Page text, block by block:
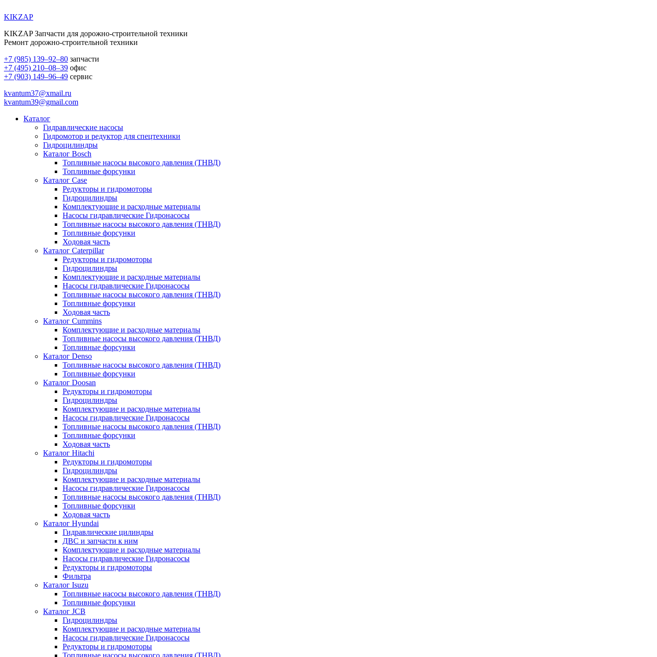
KIKZAP
KIKZAP Запчасти для дорожно-строительной техники
Ремонт дорожно-строительной техники
+7 (985) 139–92–80 запчасти
+7 (495) 210–08–39 офис
+7 (903) 149–96–49 сервис
kvantum37@xmail.ru
kvantum39@gmail.com
Каталог
Гидравлические насосы
Гидромотор и редуктор для спецтехники
Гидроцилиндры
Каталог Bosch
Топливные насосы высокого давления (ТНВД)
Топливные форсунки
Каталог Case
Редукторы и гидромоторы
Гидроцилиндры
Комплектующие и расходные материалы
Насосы гидравлические Гидронасосы
Топливные насосы высокого давления (ТНВД)
Топливные форсунки
Ходовая часть
Каталог Caterpillar
Редукторы и гидромоторы
Гидроцилиндры
Комплектующие и расходные материалы
Насосы гидравлические Гидронасосы
Топливные насосы высокого давления (ТНВД)
Топливные форсунки
Ходовая часть
Каталог Cummins
Комплектующие и расходные материалы
Топливные насосы высокого давления (ТНВД)
Топливные форсунки
Каталог Denso
Топливные насосы высокого давления (ТНВД)
Топливные форсунки
Каталог Doosan
Редукторы и гидромоторы
Гидроцилиндры
Комплектующие и расходные материалы
Насосы гидравлические Гидронасосы
Топливные насосы высокого давления (ТНВД)
Топливные форсунки
Ходовая часть
Каталог Hitachi
Редукторы и гидромоторы
Гидроцилиндры
Комплектующие и расходные материалы
Насосы гидравлические Гидронасосы
Топливные насосы высокого давления (ТНВД)
Топливные форсунки
Ходовая часть
Каталог Hyundai
Гидравлические цилиндры
ДВС и запчасти к ним
Комплектующие и расходные материалы
Насосы гидравлические Гидронасосы
Редукторы и гидромоторы
Фильтра
Каталог Isuzu
Топливные насосы высокого давления (ТНВД)
Топливные форсунки
Каталог JCB
Гидроцилиндры
Комплектующие и расходные материалы
Насосы гидравлические Гидронасосы
Редукторы и гидромоторы
Топливные насосы высокого давления (ТНВД)